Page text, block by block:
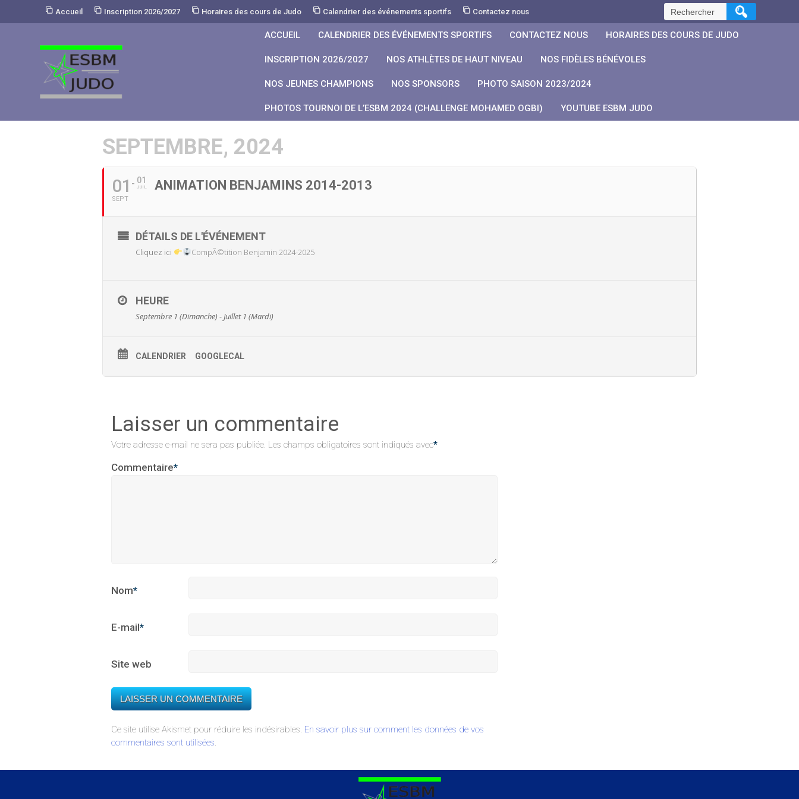
Accueil Inscription 2026/2027 Horaires des cours de Judo Calendrier des événements sportifs Contactez nous Rechercher :
ACCUEIL CALENDRIER DES ÉVÉNEMENTS SPORTIFS CONTACTEZ NOUS HORAIRES DES COURS DE JUDO
INSCRIPTION 2026/2027 NOS ATHLÈTES DE HAUT NIVEAU NOS FIDÈLES BÉNÉVOLES
NOS JEUNES CHAMPIONS NOS SPONSORS PHOTO SAISON 2023/2024
PHOTOS TOURNOI DE L’ESBM 2024 (CHALLENGE MOHAMED OGBI) YOUTUBE ESBM JUDO
SEPTEMBRE, 2024
01
SEPT
01
JUIL ANIMATION BENJAMINS 2014-2013
DÉTAILS DE L'ÉVÉNEMENT
Cliquez ici CompÃ©tition Benjamin 2024-2025
HEURE
Septembre 1 (Dimanche) - Juillet 1 (Mardi)
CALENDRIER GOOGLECAL
Laisser un commentaire
Votre adresse e-mail ne sera pas publiée. Les champs obligatoires sont indiqués avec*
Commentaire*
Nom*
E-mail*
Site web
Ce site utilise Akismet pour réduire les indésirables. En savoir plus sur comment les données de vos
commentaires sont utilisées.